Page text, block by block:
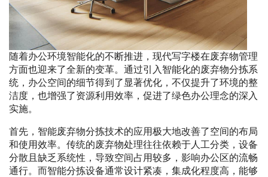
随着办公环境智能化的不断推进，现代写字楼在废弃物管理
方面也迎来了全新的变革。通过引入智能化的废弃物分拣系
统，办公空间的细节得到了显著优化，不仅提升了环境的整
洁度，也增强了资源利用效率，促进了绿色办公理念的深入
实施。
首先，智能废弃物分拣技术的应用极大地改善了空间的布局
和使用效率。传统的废弃物处理往往依赖于人工分类，设备
分散且缺乏系统性，导致空间占用较多，影响办公区的流畅
通行。而智能分拣设备通常设计紧凑，集成化程度高，能够